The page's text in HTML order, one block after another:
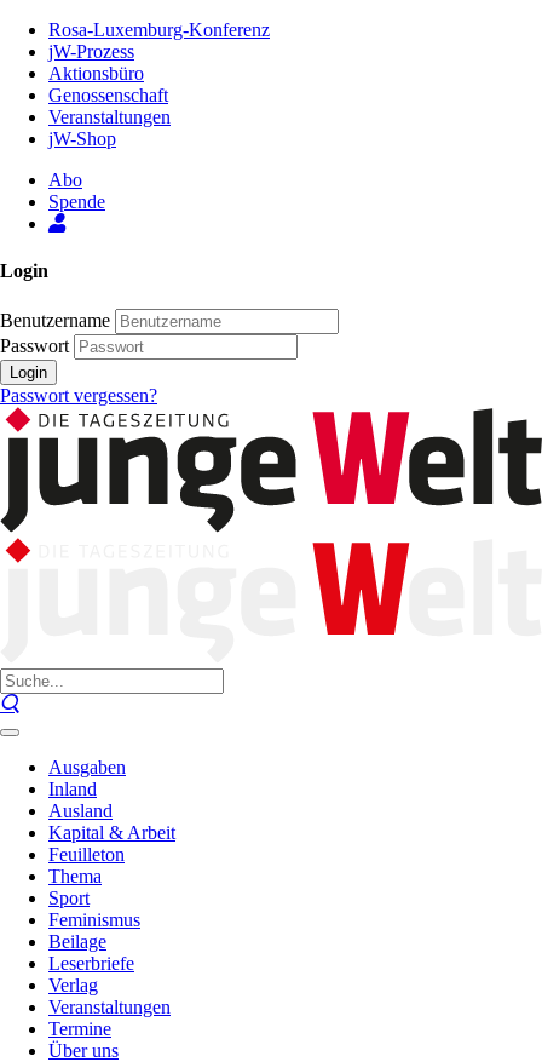
Inhalt
Seite
Rosa-Luxemburg-Konferenz
jW-Prozess
Aktionsbüro
Genossenschaft
Veranstaltungen
jW-Shop
Abo
Spende
Login
Benutzername
Passwort
Login
Passwort vergessen?
Ausgaben
Inland
Ausland
Kapital & Arbeit
Feuilleton
Thema
Sport
Feminismus
Beilage
Leserbriefe
Verlag
Veranstaltungen
Termine
Über uns